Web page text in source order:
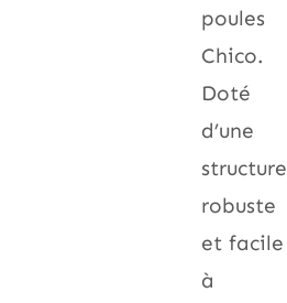
poules
Chico.
Doté
d’une
structure
robuste
et facile
à